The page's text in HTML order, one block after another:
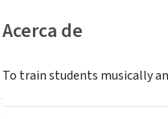
Acerca de
To train students musically